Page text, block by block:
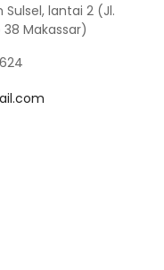
lantai 2 (Jl.
38 Makassar)